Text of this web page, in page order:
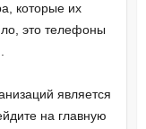
которые их
это телефоны
является
на главную